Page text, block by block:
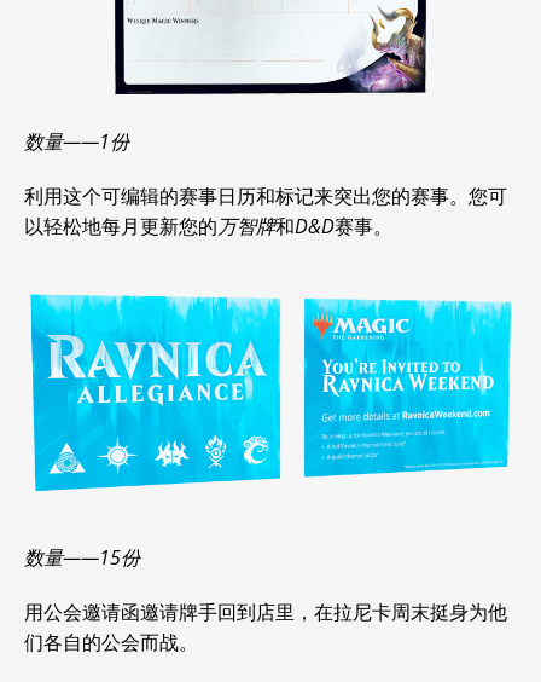
数量——1份
利用这个可编辑的赛事日历和标记来突出您的赛事。您可
以轻松地每月更新您的万智牌和D&D赛事。
数量——15份
用公会邀请函邀请牌手回到店里，在拉尼卡周末挺身为他
们各自的公会而战。